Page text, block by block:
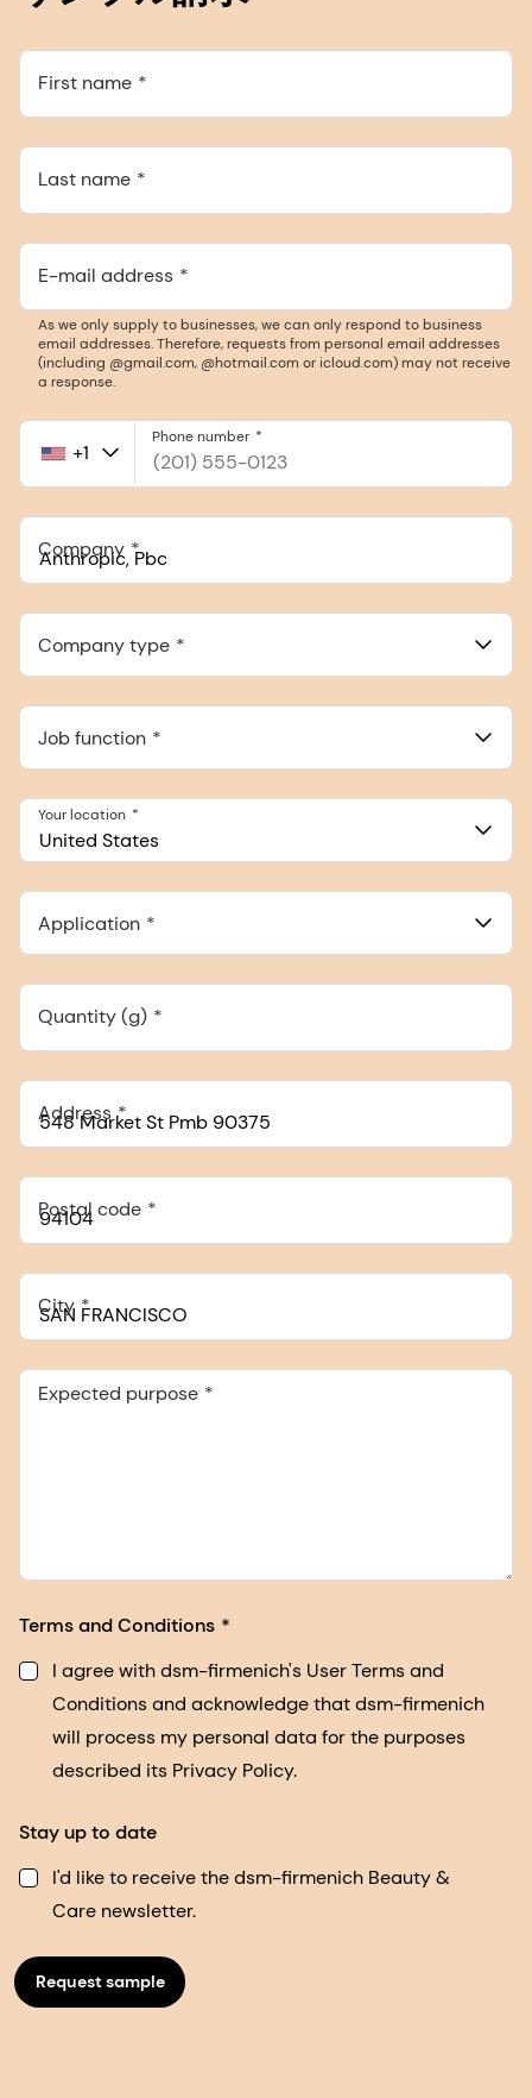
First name
Last name
E-mail address
As we only supply to businesses, we can only respond to business
email addresses. Therefore, requests from personal email addresses
(including @gmail.com, @hotmail.com or icloud.com) may not receive
a response.
United
States
+1
Phone number
Company
548 Market St Pmb 90375, San Francisco, California, US
Company type
Job function
United States
Your location
Application
Quantity (g)
Address
Postal code
City
Expected purpose
Terms and Conditions
I agree with dsm-firmenich's User Terms and
Conditions and acknowledge that dsm-firmenich
will process my personal data for the purposes
described its Privacy Policy.
Stay up to date
I'd like to receive the dsm-firmenich Beauty &
Care newsletter.
Request sample